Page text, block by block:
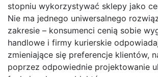
stopniu wykorzystywać sklepy jako
Nie ma jednego uniwersalnego
zakresie – konsumenci cenią sobie
handlowe i firmy kurierskie
zmieniające się preferencje klientów,
poprzez odpowiednie projektowanie